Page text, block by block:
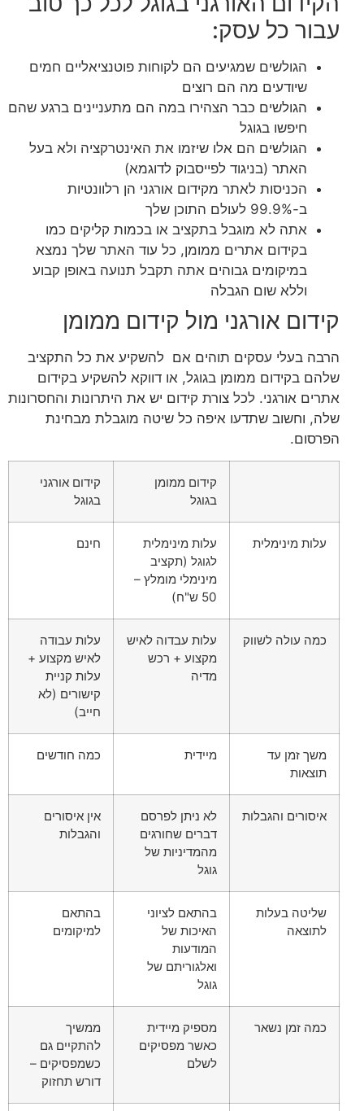
עבור כל עסק:
הגולשים שמגיעים הם לקוחות פוטנציאליים חמים
שיודעים מה הם רוצים
הגולשים כבר הצהירו במה הם מתעניינים ברגע שהם
חיפשו בגוגל
הגולשים הם אלו שיזמו את האינטרקציה ולא בעל
האתר (בניגוד לפייסבוק לדוגמא)
הכניסות לאתר מקידום אורגני הן רלוונטיות
ב-99.9% לעולם התוכן שלך
אתה לא מוגבל בתקציב או בכמות קליקים כמו
בקידום אתרים ממומן, כל עוד האתר שלך נמצא
במיקומים גבוהים אתה תקבל תנועה באופן קבוע
וללא שום הגבלה
קידום אורגני מול קידום ממומן
הרבה בעלי עסקים תוהים אם להשקיע את כל התקציב
שלהם בקידום ממומן בגוגל, או דווקא להשקיע בקידום
אתרים אורגני. לכל צורת קידום יש את היתרונות והחסרונות
שלה, וחשוב שתדעו איפה כל שיטה מוגבלת מבחינת
הפרסום.
קידום ממומן
בגוגל
קידום אורגני
בגוגל
עלות מינימלית
עלות מינימלית
לגוגל (תקציב
מינימלי מומלץ –
50 ש"ח)
חינם
כמה עולה לשווק
עלות עבדוה לאיש
מקצוע + רכש
מדיה
עלות עבודה
לאיש מקצוע +
עלות קניית
קישורים (לא
חייב)
משך זמן עד
תוצאות
מיידית כמה חודשים
איסורים והגבלות
לא ניתן לפרסם
דברים שחורגים
מהמדיניות של
גוגל
אין איסורים
והגבלות
שליטה בעלות
לתוצאה
בהתאם לציוני
האיכות של
המודעות
ואלגוריתם של
גוגל
בהתאם
למיקומים
כמה זמן נשאר
מספיק מיידית
כאשר מפסיקים
לשלם
ממשיך
להתקיים גם
כשמפסיקים –
דורש תחזוק